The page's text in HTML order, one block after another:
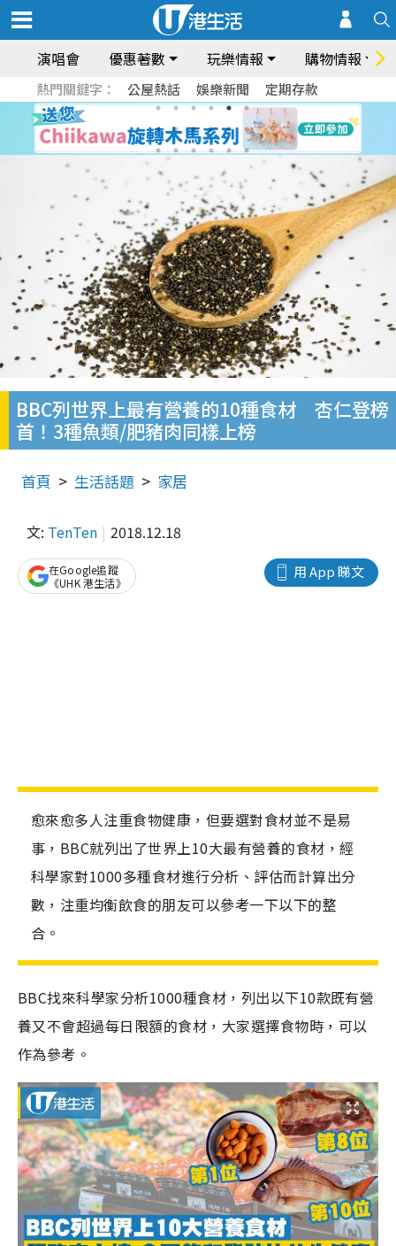
演唱會 優惠著數 玩樂情報 購物情報
熱門關鍵字： 公屋熱話 娛樂新聞 定期存款
BBC列世界上最有營養的10種食材 杏仁登榜
首！3種魚類/肥豬肉同樣上榜
首頁 生活話題 家居
文: TenTen 2018.12.18
用 App 睇文
在Google追蹤
《UHK 港生活》
愈來愈多人注重食物健康，但要選對食材並不是易
事，BBC就列出了世界上10大最有營養的食材，經
科學家對1000多種食材進行分析、評估而計算出分
數，注重均衡飲食的朋友可以參考一下以下的整
合。
BBC找來科學家分析1000種食材，列出以下10款既有營
養又不會超過每日限額的食材，大家選擇食物時，可以
作為參考。